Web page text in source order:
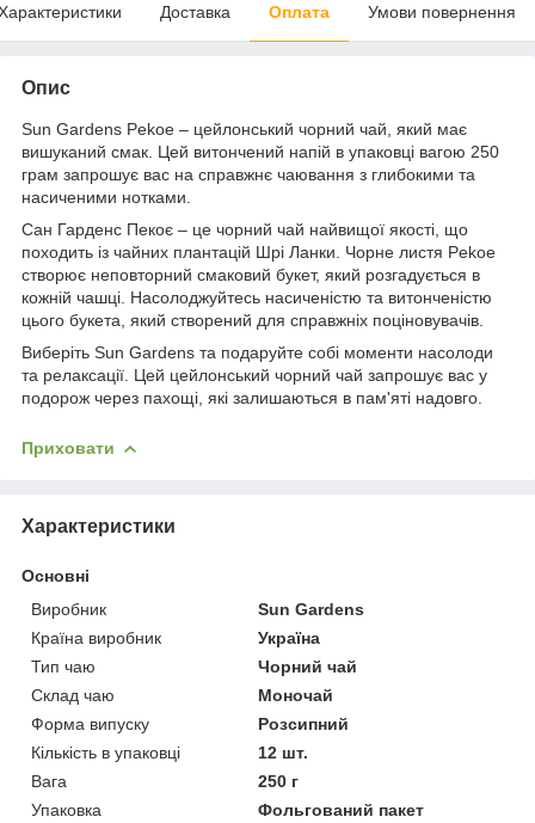
Доставка Оплата Умови повернення
Опис
Sun Gardens Pekoe – цейлонський чорний чай, який має
вишуканий смак. Цей витончений напій в упаковці вагою 250
грам запрошує вас на справжнє чаювання з глибокими та
насиченими нотками.
Сан Гарденс Пекоє – це чорний чай найвищої якості, що
походить із чайних плантацій Шрі Ланки. Чорне листя Pekoe
створює неповторний смаковий букет, який розгадується в
кожній чашці. Насолоджуйтесь насиченістю та витонченістю
цього букета, який створений для справжніх поціновувачів.
Виберіть Sun Gardens та подаруйте собі моменти насолоди
та релаксації. Цей цейлонський чорний чай запрошує вас у
подорож через пахощі, які залишаються в пам'яті надовго.
Приховати
Характеристики
Основні
Виробник
Sun Gardens
Країна виробник
Україна
Тип чаю
Чорний чай
Склад чаю
Моночай
Форма випуску
Розсипний
Кількість в упаковці
12 шт.
Вага
250 г
Упаковка
Фольгований пакет